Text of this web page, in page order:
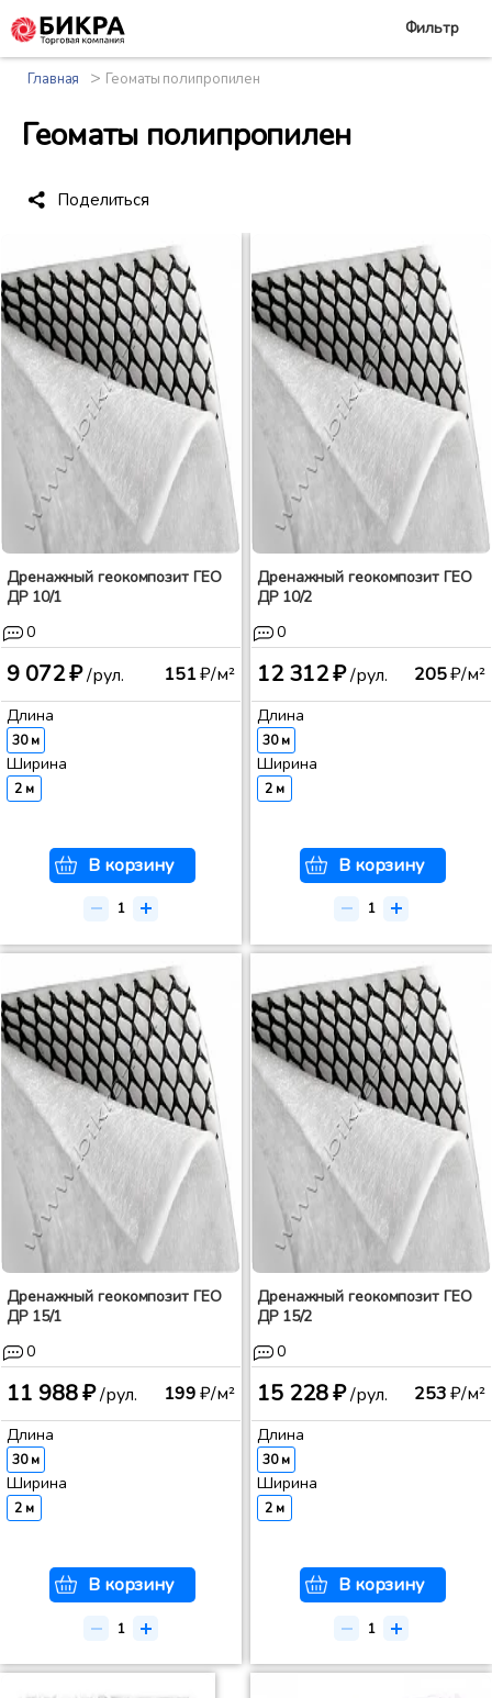
Главная > Геоматы полипропилен
Геоматы полипропилен
Поделиться
Фильтр
Дренажный геокомпозит ГЕО
ДР 10/1
0
9 072 ₽/рул. 151₽/м²
Длина
30 м
Ширина
2 м
В корзину
Дренажный геокомпозит ГЕО
ДР 10/2
0
12 312 ₽/рул. 205₽/м²
Длина
30 м
Ширина
2 м
В корзину
Дренажный геокомпозит ГЕО
ДР 15/1
0
11 988 ₽/рул. 199₽/м²
Длина
30 м
Ширина
2 м
В корзину
Дренажный геокомпозит ГЕО
ДР 15/2
0
15 228 ₽/рул. 253₽/м²
Длина
30 м
Ширина
2 м
В корзину